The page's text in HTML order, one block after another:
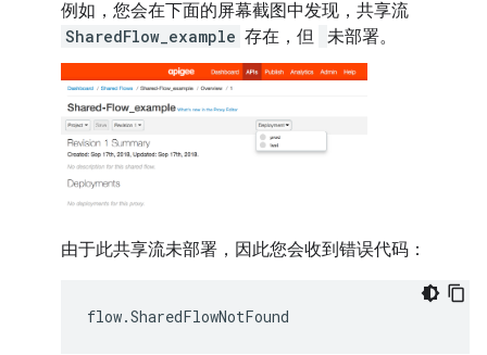
例如，您会在下面的屏幕截图中发现，共享流
SharedFlow_example 存在，但 未部署。
由于此共享流未部署，因此您会收到错误代码：